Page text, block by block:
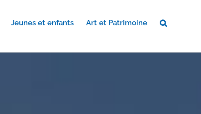
Jeunes et enfants Art et Patrimoine